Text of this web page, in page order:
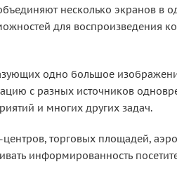
несколько экранов в
для воспроизведения
одно большое
с разных источников
и многих других задач.
торговых площадей,
информированность